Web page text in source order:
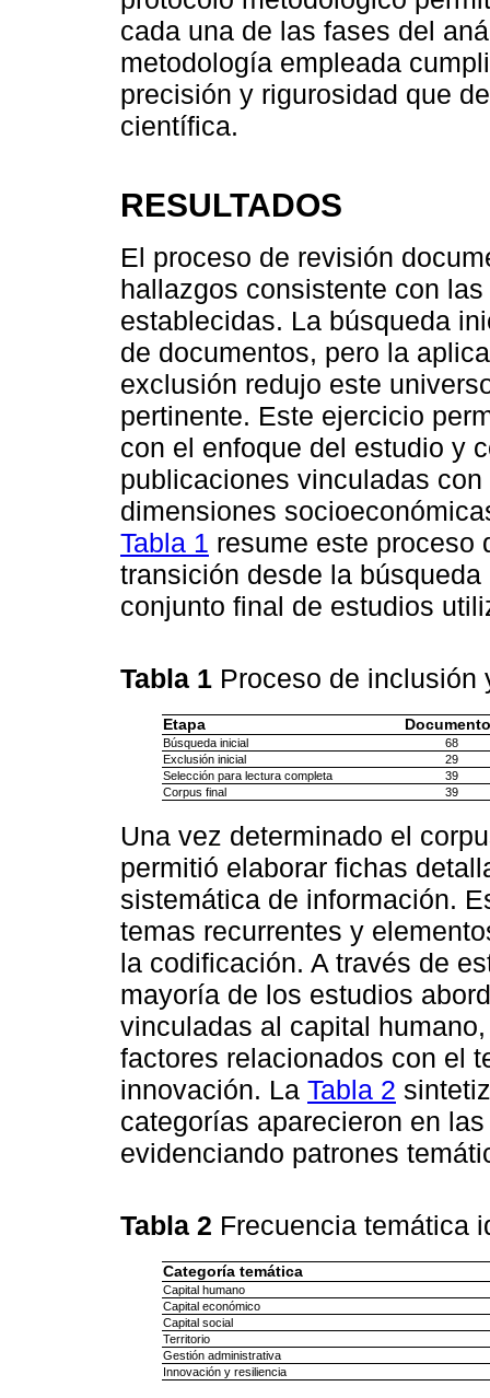
cada una de las fases del
metodología empleada
precisión y rigurosidad que
científica.
RESULTADOS
El proceso de revisión
hallazgos consistente con
establecidas. La búsqueda
de documentos, pero la
exclusión redujo este
pertinente. Este ejercicio
con el enfoque del estudio y
publicaciones vinculadas
dimensiones
Tabla 1 resume este proceso
transición desde la
conjunto final de estudios
Tabla 1 Proceso de
Etapa
Búsqueda inicial
68
Exclusión inicial
29
Selección para lectura completa
39
Corpus final
39
Una vez determinado el
permitió elaborar fichas
sistemática de información.
temas recurrentes y
la codificación. A través de
mayoría de los estudios
vinculadas al capital
factores relacionados con el
innovación. La Tabla 2
categorías aparecieron en
evidenciando patrones
Tabla 2 Frecuencia temática
Categoría temática
Capital humano
Capital económico
Capital social
Territorio
Gestión administrativa
Innovación y resiliencia